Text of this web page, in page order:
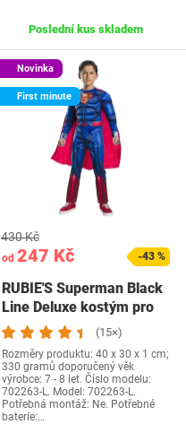
Poslední kus skladem
Novinka
First minute
od 247 Kč
430 Kč
-43 %
RUBIE'S Superman Black
Line Deluxe kostým pro
chlapce,…
(15×)
Rozměry produktu: 40 x 30 x 1 cm;
330 gramů doporučený věk
výrobce: 7 - 8 let. Číslo modelu:
702263-L. Model: 702263-L.
Potřebná montáž: Ne. Potřebné
baterie:…